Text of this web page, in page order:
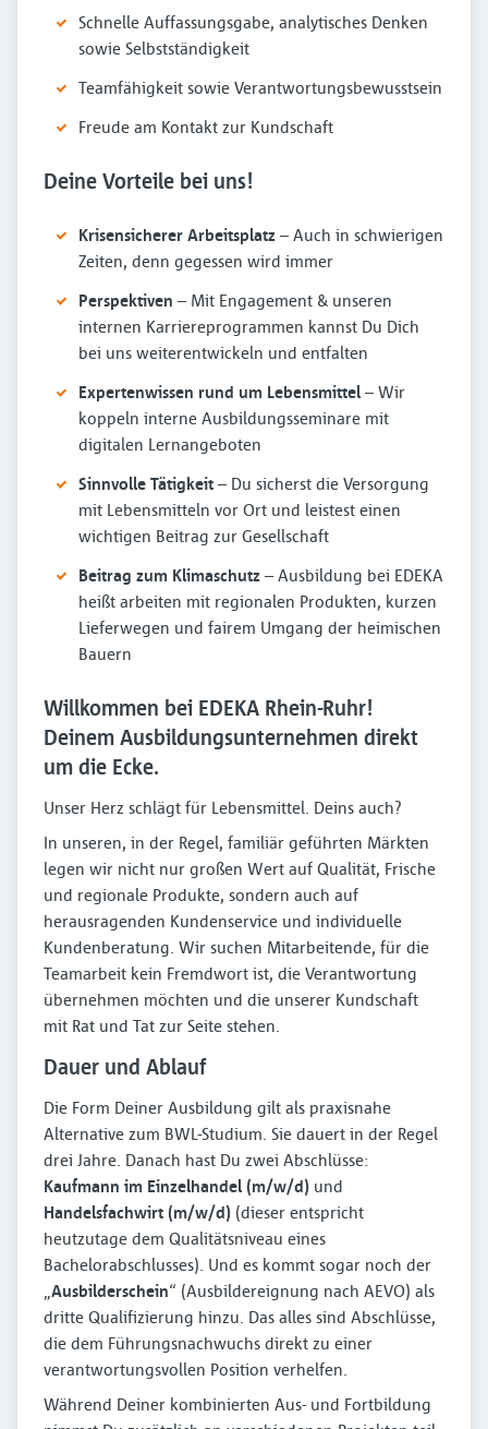
Schnelle Auffassungsgabe, analytisches Denken
sowie Selbstständigkeit
Teamfähigkeit sowie Verantwortungsbewusstsein
Freude am Kontakt zur Kundschaft
Deine Vorteile bei uns!
Krisensicherer Arbeitsplatz – Auch in schwierigen
Zeiten, denn gegessen wird immer
Perspektiven – Mit Engagement & unseren
internen Karriereprogrammen kannst Du Dich
bei uns weiterentwickeln und entfalten
Expertenwissen rund um Lebensmittel – Wir
koppeln interne Ausbildungsseminare mit
digitalen Lernangeboten
Sinnvolle Tätigkeit – Du sicherst die Versorgung
mit Lebensmitteln vor Ort und leistest einen
wichtigen Beitrag zur Gesellschaft
Beitrag zum Klimaschutz – Ausbildung bei EDEKA
heißt arbeiten mit regionalen Produkten, kurzen
Lieferwegen und fairem Umgang der heimischen
Bauern
Willkommen bei EDEKA Rhein-Ruhr!
Deinem Ausbildungsunternehmen direkt
um die Ecke.
Unser Herz schlägt für Lebensmittel. Deins auch?
In unseren, in der Regel, familiär geführten Märkten
legen wir nicht nur großen Wert auf Qualität, Frische
und regionale Produkte, sondern auch auf
herausragenden Kundenservice und individuelle
Kundenberatung. Wir suchen Mitarbeitende, für die
Teamarbeit kein Fremdwort ist, die Verantwortung
übernehmen möchten und die unserer Kundschaft
mit Rat und Tat zur Seite stehen.
Dauer und Ablauf
Die Form Deiner Ausbildung gilt als praxisnahe
Alternative zum BWL-Studium. Sie dauert in der Regel
drei Jahre. Danach hast Du zwei Abschlüsse:
Kaufmann im Einzelhandel (m/w/d) und
Handelsfachwirt (m/w/d) (dieser entspricht
heutzutage dem Qualitätsniveau eines
Bachelorabschlusses). Und es kommt sogar noch der
„Ausbilderschein“ (Ausbildereignung nach AEVO) als
dritte Qualifizierung hinzu. Das alles sind Abschlüsse,
die dem Führungsnachwuchs direkt zu einer
verantwortungsvollen Position verhelfen.
Während Deiner kombinierten Aus- und Fortbildung